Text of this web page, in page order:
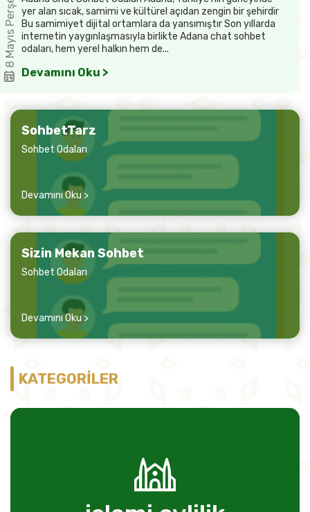
8 Mayıs Perşembe yer alan sıcak, samimi ve kültürel açıdan zengin bir şehirdir
Bu samimiyet dijital ortamlara da yansımıştır Son yıllarda
internetin yaygınlaşmasıyla birlikte Adana chat sohbet
odaları, hem yerel halkın hem de...
Devamını Oku >
SohbetTarz
Sohbet Odaları
Devamını Oku >
Sizin Mekan Sohbet
Sohbet Odaları
Devamını Oku >
KATEGORİLER